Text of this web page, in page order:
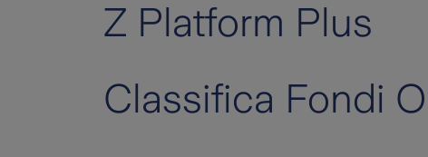
Z Platform Plus
Classifica Fondi